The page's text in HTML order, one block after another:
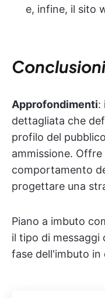
e, infine, il sito
Conclusioni
Approfondimenti:
dettagliata che
profilo del
ammissione.
comportamento
progettare una
Piano a imbuto
il tipo di messaggi
fase dell'imbuto in